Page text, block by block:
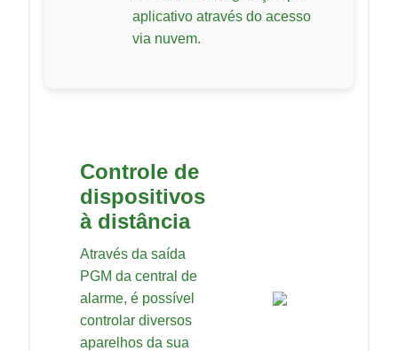
aplicativo através do acesso
via nuvem.
Controle de
dispositivos
à distância
Através da saída
PGM da central de
alarme, é possível
controlar diversos
aparelhos da sua